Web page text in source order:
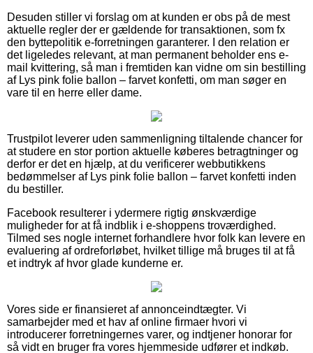
Desuden stiller vi forslag om at kunden er obs på de mest
aktuelle regler der er gældende for transaktionen, som fx
den byttepolitik e-forretningen garanterer. I den relation er
det ligeledes relevant, at man permanent beholder ens e-
mail kvittering, så man i fremtiden kan vidne om sin bestilling
af Lys pink folie ballon – farvet konfetti, om man søger en
vare til en herre eller dame.
Trustpilot leverer uden sammenligning tiltalende chancer for
at studere en stor portion aktuelle køberes betragtninger og
derfor er det en hjælp, at du verificerer webbutikkens
bedømmelser af Lys pink folie ballon – farvet konfetti inden
du bestiller.
Facebook resulterer i ydermere rigtig ønskværdige
muligheder for at få indblik i e-shoppens troværdighed.
Tilmed ses nogle internet forhandlere hvor folk kan levere en
evaluering af ordreforløbet, hvilket tillige må bruges til at få
et indtryk af hvor glade kunderne er.
Vores side er finansieret af annonceindtægter. Vi
samarbejder med et hav af online firmaer hvori vi
introducerer forretningernes varer, og indtjener honorar for
så vidt en bruger fra vores hjemmeside udfører et indkøb.